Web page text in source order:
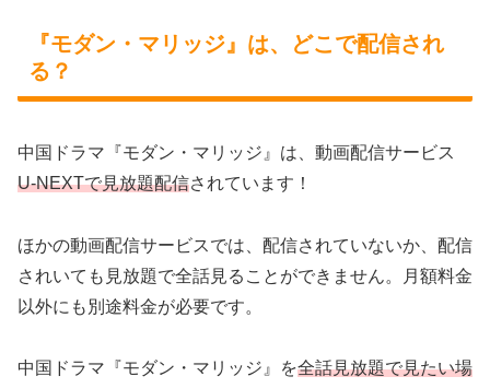
『モダン・マリッジ』は、どこで配信され
る？
中国ドラマ『モダン・マリッジ』は、動画配信サービス
U-NEXTで見放題配信されています！
ほかの動画配信サービスでは、配信されていないか、配信
されいても見放題で全話見ることができません。月額料金
以外にも別途料金が必要です。
中国ドラマ『モダン・マリッジ』を全話見放題で見たい場